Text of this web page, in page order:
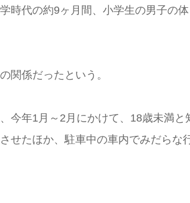
時代の約9ヶ月間、小学生の男子の
関係だったという。
今年1月～2月にかけて、18歳未満
せたほか、駐車中の車内でみだらな